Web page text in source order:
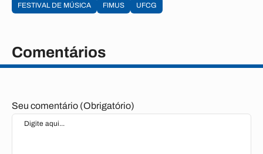
FESTIVAL DE MÚSICA
FIMUS UFCG
Comentários
Seu comentário (Obrigatório)